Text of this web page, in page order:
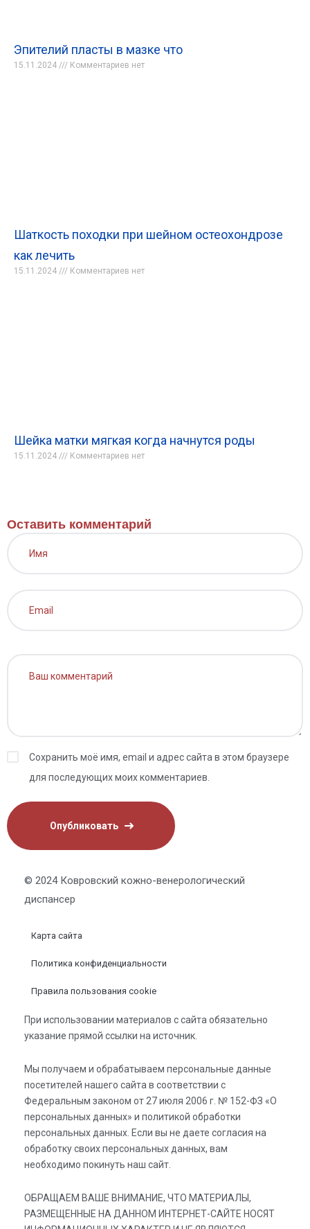
Эпителий пласты в мазке что
15.11.2024 Комментариев нет
Шаткость походки при шейном остеохондрозе
как лечить
15.11.2024 Комментариев нет
Шейка матки мягкая когда начнутся роды
15.11.2024 Комментариев нет
Оставить комментарий
Сохранить моё имя, email и адрес сайта в этом браузере
для последующих моих комментариев.
© 2024 Ковровский кожно-венерологический
диспансер
Карта сайта
Политика конфиденциальности
Правила пользования cookie
При использовании материалов с сайта обязательно
указание прямой ссылки на источник.
Мы получаем и обрабатываем персональные данные
посетителей нашего сайта в соответствии с
Федеральным законом от 27 июля 2006 г. № 152-ФЗ «О
персональных данных» и политикой обработки
персональных данных. Если вы не даете согласия на
обработку своих персональных данных, вам
необходимо покинуть наш сайт.
ОБРАЩАЕМ ВАШЕ ВНИМАНИЕ, ЧТО МАТЕРИАЛЫ,
РАЗМЕЩЕННЫЕ НА ДАННОМ ИНТЕРНЕТ-САЙТЕ НОСЯТ